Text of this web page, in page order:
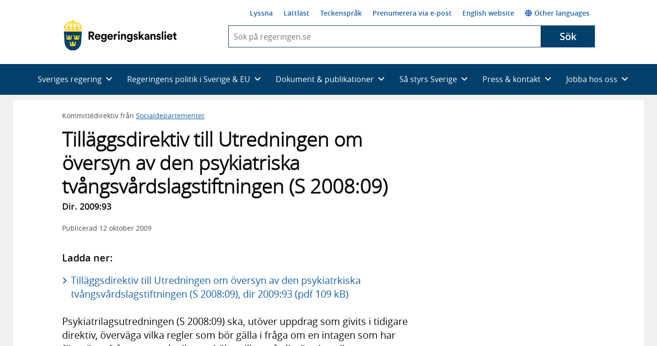
Lyssna Lättläst Teckenspråk Prenumerera via e-post English website Other languages
du
skriva
framträder
en
Sök
Sveriges regering Regeringens politik i Sverige & EU Dokument & publikationer Så styrs Sverige Press & kontakt Jobba hos oss
Kommittédirektiv från Socialdepartementet
Tilläggsdirektiv till Utredningen om
översyn av den psykiatriska
tvångsvårdslagstiftningen (S 2008:09)
Dir. 2009:93
Publicerad 12 oktober 2009
Ladda ner:
Tilläggsdirektiv till Utredningen om översyn av den psykiatrkiska
tvångsvårdslagstiftningen (S 2008:09), dir 2009:93 (pdf 109 kB)
Psykiatrilagsutredningen (S 2008:09) ska, utöver uppdrag som givits i tidigare
direktiv, överväga vilka regler som bör gälla i fråga om en intagen som har